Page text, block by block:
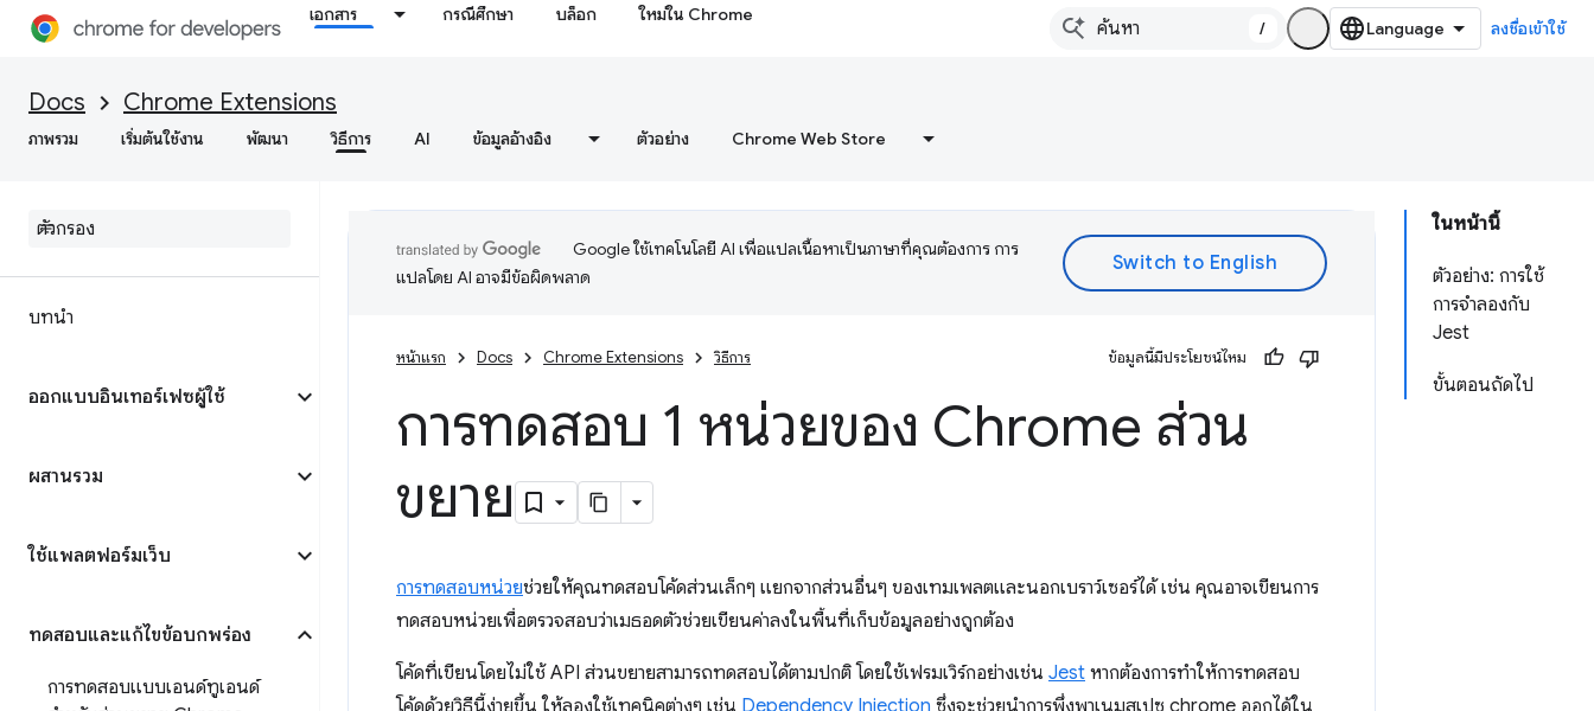
เอกสาร กรณีศึกษา บล็อก ใหม่ใน Chrome
/ ลงชื่อเข้าใช้
Docs Chrome Extensions
ภาพรวม เริ่มต้นใช้งาน พัฒนา วิธีการ AI ข้อมูลอ้างอิง ตัวอย่าง Chrome Web Store
บทนำ
ออกแบบอินเทอร์เฟซผู้ใช้
ผสานรวม
ใช้แพลตฟอร์มเว็บ
ทดสอบและแก้ไขข้อบกพร่อง
การทดสอบแบบเอนด์ทูเอนด์
ในหน้านี้
ตัวอย่าง: การใช้
การจําลองกับ
Jest
ขั้นตอนถัดไป
Google ใช้เทคโนโลยี AI เพื่อแปลเนื้อหาเป็นภาษาที่คุณต้องการ การ
แปลโดย AI อาจมีข้อผิดพลาด
หน้าแรก Docs Chrome Extensions วิธีการ ข้อมูลนี้มีประโยชน์ไหม
การทดสอบ 1 หน่วยของ Chrome ส่วน
ขยาย
การทดสอบหน่วยช่วยให้คุณทดสอบโค้ดส่วนเล็กๆ แยกจากส่วนอื่นๆ ของเทมเพลตและนอกเบราว์เซอร์ได้ เช่น คุณอาจเขียนการ
ทดสอบหน่วยเพื่อตรวจสอบว่าเมธอดตัวช่วยเขียนค่าลงในพื้นที่เก็บข้อมูลอย่างถูกต้อง
โค้ดที่เขียนโดยไม่ใช้ API ส่วนขยายสามารถทดสอบได้ตามปกติ โดยใช้เฟรมเวิร์กอย่างเช่น Jest หากต้องการทำให้การทดสอบ
โค้ดด้วยวิธีนี้ง่ายขึ้น ให้ลองใช้เทคนิคต่างๆ เช่น Dependency Injection ซึ่งจะช่วยนำการพึ่งพาเนมสเปซ chrome ออกได้ใน